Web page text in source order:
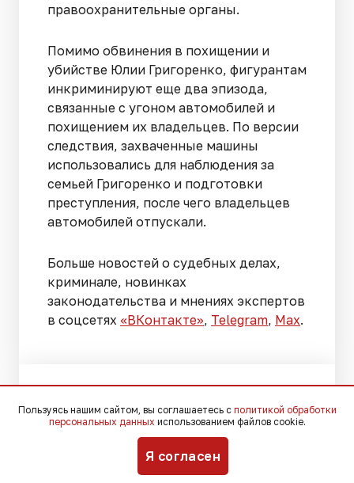
правоохранительные органы.
Помимо обвинения в похищении и
убийстве Юлии Григоренко, фигурантам
инкриминируют еще два эпизода,
связанные с угоном автомобилей и
похищением их владельцев. По версии
следствия, захваченные машины
использовались для наблюдения за
семьей Григоренко и подготовки
преступления, после чего владельцев
автомобилей отпускали.
Больше новостей о судебных делах,
криминале, новинках
законодательства и мнениях экспертов
в соцсетях «ВКонтакте», Telegram, Мах.
Беспилотник атаковал
Пользуясь нашим сайтом, вы соглашаетесь с политикой обработки
персональных данных использованием файлов cookie.
Я согласен